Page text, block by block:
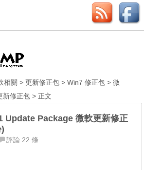
相關 >更新修正包 >Win7 修正包 >微
新修正包 > 正文
Update Package 微軟更新修正
評論 22 條